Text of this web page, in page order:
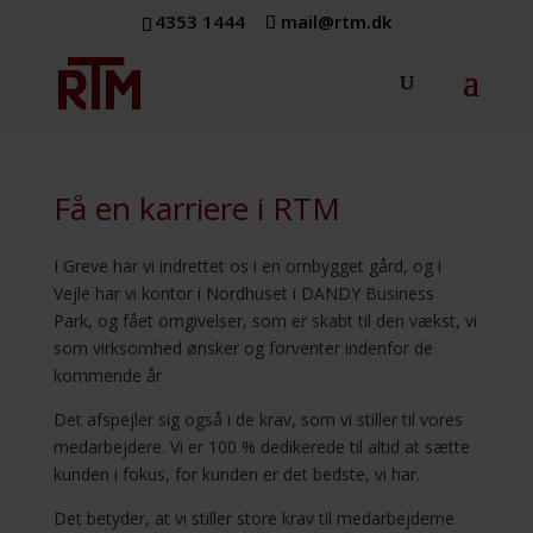
4353 1444 mail@rtm.dk
Få en karriere i RTM
I Greve har vi indrettet os i en ombygget gård, og i
Vejle har vi kontor i Nordhuset i DANDY Business
Park, og fået omgivelser, som er skabt til den vækst, vi
som virksomhed ønsker og forventer indenfor de
kommende år
Det afspejler sig også i de krav, som vi stiller til vores
medarbejdere. Vi er 100 % dedikerede til altid at sætte
kunden i fokus, for kunden er det bedste, vi har.
Det betyder, at vi stiller store krav til medarbejderne